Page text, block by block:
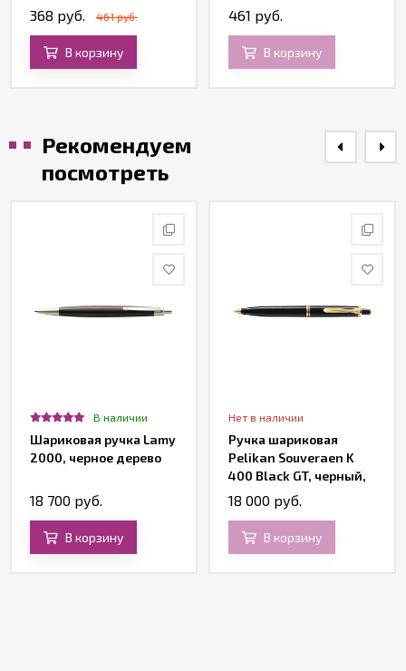
Premium, красный
368 руб. 461 руб.
В корзину
QuinkFlow Premium,
средний, черный
461 руб.
В корзину
Рекомендуем
посмотреть
В наличии
Шариковая ручка Lamy
2000, черное дерево
18 700 руб.
В корзину
Нет в наличии
Ручка шариковая
Pelikan Souveraen K
400 Black GT, черный,
подарочная коробка
18 000 руб.
В корзину